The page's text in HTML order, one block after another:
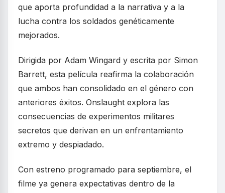
que aporta profundidad a la narrativa y a la
lucha contra los soldados genéticamente
mejorados.
Dirigida por Adam Wingard y escrita por Simon
Barrett, esta película reafirma la colaboración
que ambos han consolidado en el género con
anteriores éxitos. Onslaught explora las
consecuencias de experimentos militares
secretos que derivan en un enfrentamiento
extremo y despiadado.
Con estreno programado para septiembre, el
filme ya genera expectativas dentro de la